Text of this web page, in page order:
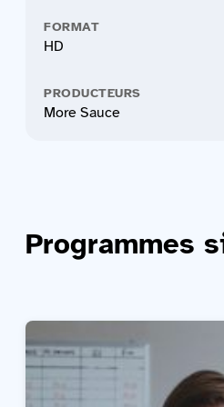
FORMAT
HD
PRODUCTEURS
More Sauce
Programmes